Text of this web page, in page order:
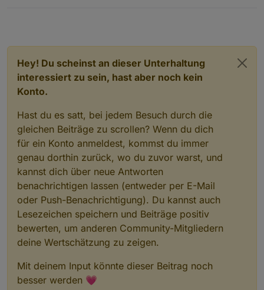
Hey! Du scheinst an dieser Unterhaltung
interessiert zu sein, hast aber noch kein
Konto.
Hast du es satt, bei jedem Besuch durch die
gleichen Beiträge zu scrollen? Wenn du dich
für ein Konto anmeldest, kommst du immer
genau dorthin zurück, wo du zuvor warst, und
kannst dich über neue Antworten
benachrichtigen lassen (entweder per E-Mail
oder Push-Benachrichtigung). Du kannst auch
Lesezeichen speichern und Beiträge positiv
bewerten, um anderen Community-Mitgliedern
deine Wertschätzung zu zeigen.
Mit deinem Input könnte dieser Beitrag noch
besser werden 💗